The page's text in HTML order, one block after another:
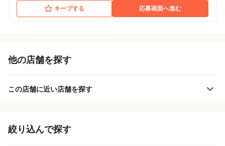
キープする 応募画面へ進む
他の店舗を探す
この店舗に近い店舗を探す
絞り込んで探す